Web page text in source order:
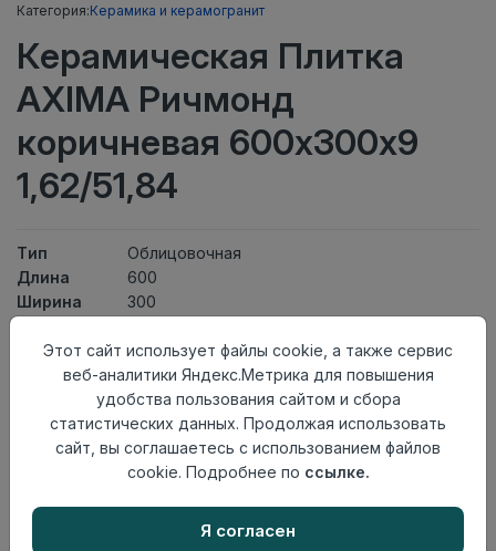
Категория:Керамика и керамогранит
Керамическая Плитка
AXIMA Ричмонд
коричневая 600х300х9
1,62/51,84
Тип
Облицовочная
Длина
600
Ширина
300
Товарная
группа
Керамическая Плитка
9
Поверхностьглянцевая
Страна
происхождения
Россия
Нет в наличии
Внимание! Внешний вид товара может отличаться от
Этот сайт использует файлы cookie, а также сервис
веб-аналитики Яндекс.Метрика для повышения
удобства пользования сайтом и сбора
статистических данных. Продолжая использовать
сайт, вы соглашаетесь с использованием файлов
cookie. Подробнее по ссылке.
Я согласен